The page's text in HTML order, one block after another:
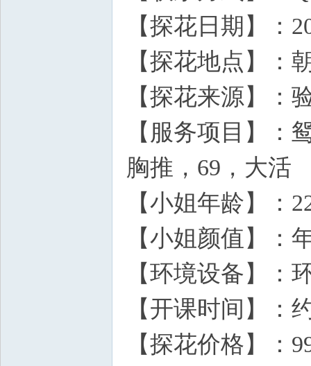
【探花日期】：
【探花地点】：
【探花来源】：
【服务项目】：
胸推，69，大活
【小姐年龄】：
【小姐颜值】：
【环境设备】：
【开课时间】：
【探花价格】：